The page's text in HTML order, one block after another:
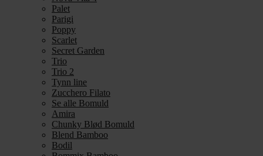
Palet
Parigi
Poppy
Scarlet
Secret Garden
Trio
Trio 2
Tynn line
Zucchero Filato
Se alle Bomuld
Amira
Chunky Blød Bomuld
Blend Bamboo
Bodil